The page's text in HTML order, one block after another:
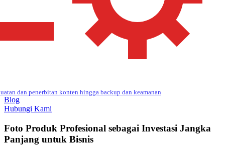
dan penerbitan konten hingga backup dan keamanan
Blog
Hubungi Kami
Foto Produk Profesional sebagai Investasi Jangka
Panjang untuk Bisnis